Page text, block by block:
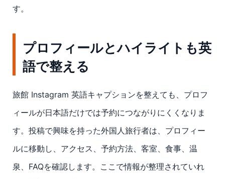
す。
プロフィールとハイライトも英
語で整える
旅館 Instagram 英語キャプションを整えても、プロフ
ィールが日本語だけでは予約につながりにくくなりま
す。投稿で興味を持った外国人旅行者は、プロフィー
ルに移動し、アクセス、予約方法、客室、食事、温
泉、FAQを確認します。ここで情報が整理されていれ